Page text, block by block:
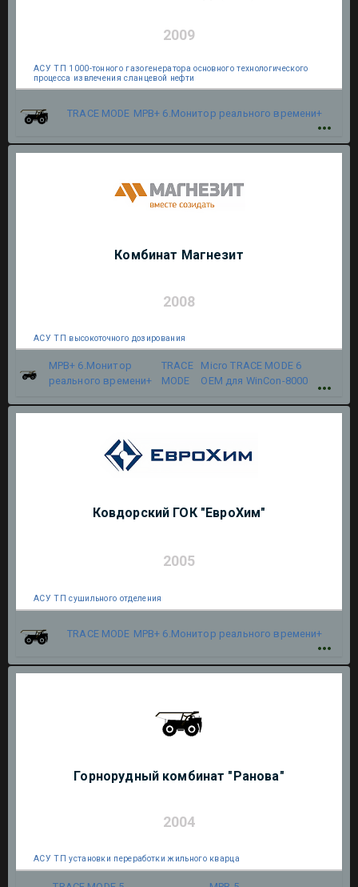
2009
АСУ ТП 1000-тонного газогенератора основного технологического
процесса извлечения сланцевой нефти
TRACE MODE МРВ+ 6.Монитор реального времени+
Комбинат Магнезит
2008
АСУ ТП высокоточного дозирования
МРВ+ 6.Монитор
реального времени+
TRACE
MODE
Micro TRACE MODE 6
OEM для WinCon-8000
Ковдорский ГОК "ЕвроХим"
2005
АСУ ТП сушильного отделения
TRACE MODE МРВ+ 6.Монитор реального времени+
Горнорудный комбинат "Ранова"
2004
АСУ ТП установки переработки жильного кварца